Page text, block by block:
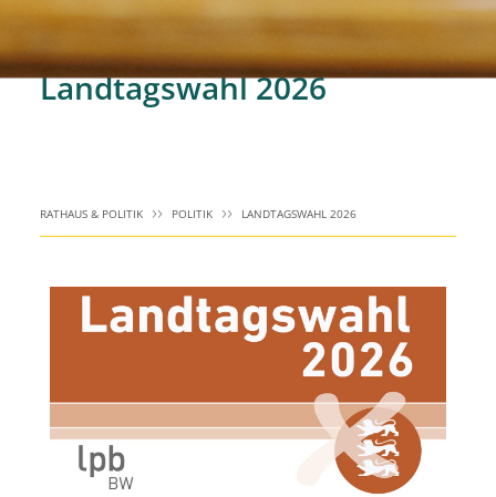
Landtagswahl 2026
RATHAUS & POLITIK POLITIK LANDTAGSWAHL 2026